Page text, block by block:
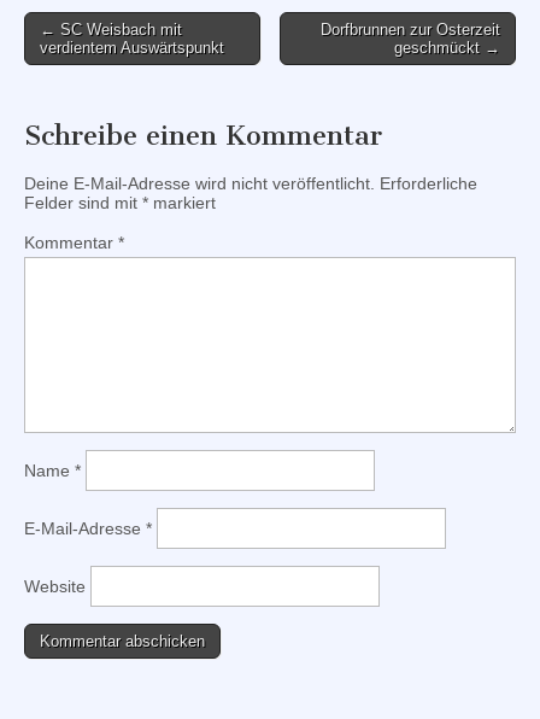
Post
navigation
← SC Weisbach mit
verdientem Auswärtspunkt
Dorfbrunnen zur Osterzeit
geschmückt →
Schreibe einen Kommentar
Deine E-Mail-Adresse wird nicht veröffentlicht. Erforderliche
Felder sind mit * markiert
Kommentar *
Name *
E-Mail-Adresse *
Website